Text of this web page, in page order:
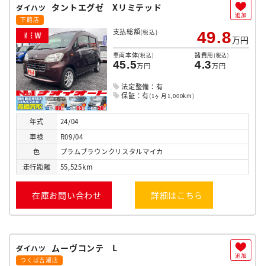
ダイハツ タントエグゼ Xリミテッド
下館店
N E W 支払総額(税込) 49.8万円
車両本体(税込)
45.5万円
諸費用(税込)
4.3万円
法定整備：有
保証：有(1ヶ月1,000km)
年式
24/04
車検
R09/04
色
プラムブラウンクリスタルマイカ
走行距離 55,525km
在庫お問い合わせ 詳細はこちら
追加
ダイハツ ムーヴコンテ L
つくば吉瀬店
追加